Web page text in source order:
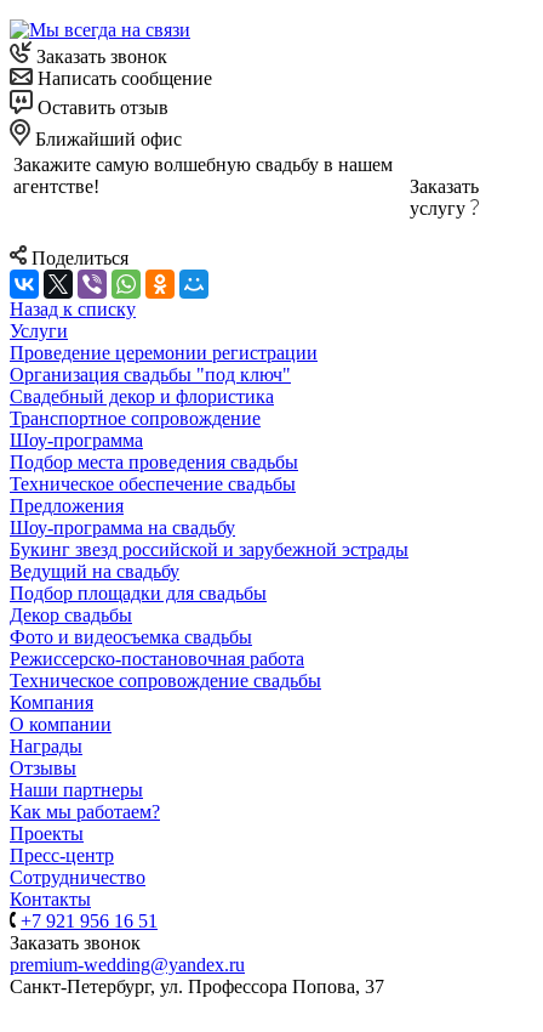
Заказать звонок
Написать сообщение
Оставить отзыв
Ближайший офис
Закажите самую волшебную свадьбу в нашем
агентстве!
Заказать
услугу
Поделиться
Назад к списку
Услуги
Проведение церемонии регистрации
Организация свадьбы "под ключ"
Свадебный декор и флористика
Транспортное сопровождение
Шоу-программа
Подбор места проведения свадьбы
Техническое обеспечение свадьбы
Предложения
Шоу-программа на свадьбу
Букинг звезд российской и зарубежной эстрады
Ведущий на свадьбу
Подбор площадки для свадьбы
Декор свадьбы
Фото и видеосъемка свадьбы
Режиссерско-постановочная работа
Техническое сопровождение свадьбы
Компания
О компании
Награды
Отзывы
Наши партнеры
Как мы работаем?
Проекты
Пресс-центр
Сотрудничество
Контакты
+7 921 956 16 51
Заказать звонок
premium-wedding@yandex.ru
Санкт-Петербург, ул. Профессора Попова, 37